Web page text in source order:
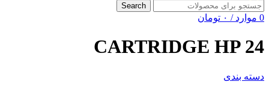
Search
0 موارد / ۰ تومان
CARTRIDGE HP 24
دسته بندی